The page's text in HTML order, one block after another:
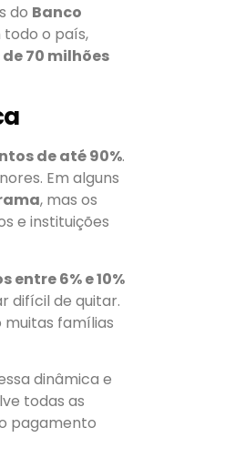
do Banco
o país,
70 milhões
de até 90%.
Em alguns
, mas os
e instituições
entre 6% e 10%
difícil de quitar.
famílias
dinâmica e
todas as
pagamento